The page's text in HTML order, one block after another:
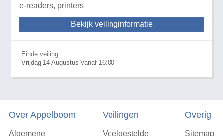
e-readers, printers
Bekijk veilinginformatie
Einde veiling
Vrijdag 14 Augustus Vanaf 16:00
Over Appelboom
Algemene
Veilingen
Veelgestelde
Overig
Sitemap